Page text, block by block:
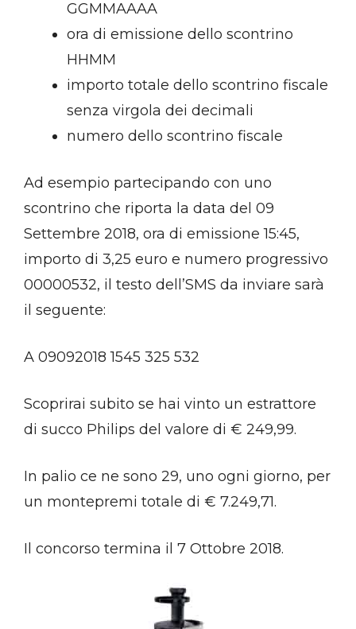
GGMMAAAA
ora di emissione dello scontrino
HHMM
importo totale dello scontrino fiscale
senza virgola dei decimali
numero dello scontrino fiscale
Ad esempio partecipando con uno
scontrino che riporta la data del 09
Settembre 2018, ora di emissione 15:45,
importo di 3,25 euro e numero progressivo
00000532, il testo dell’SMS da inviare sarà
il seguente:
A 09092018 1545 325 532
Scoprirai subito se hai vinto un estrattore
di succo Philips del valore di € 249,99.
In palio ce ne sono 29, uno ogni giorno, per
un montepremi totale di € 7.249,71.
Il concorso termina il 7 Ottobre 2018.